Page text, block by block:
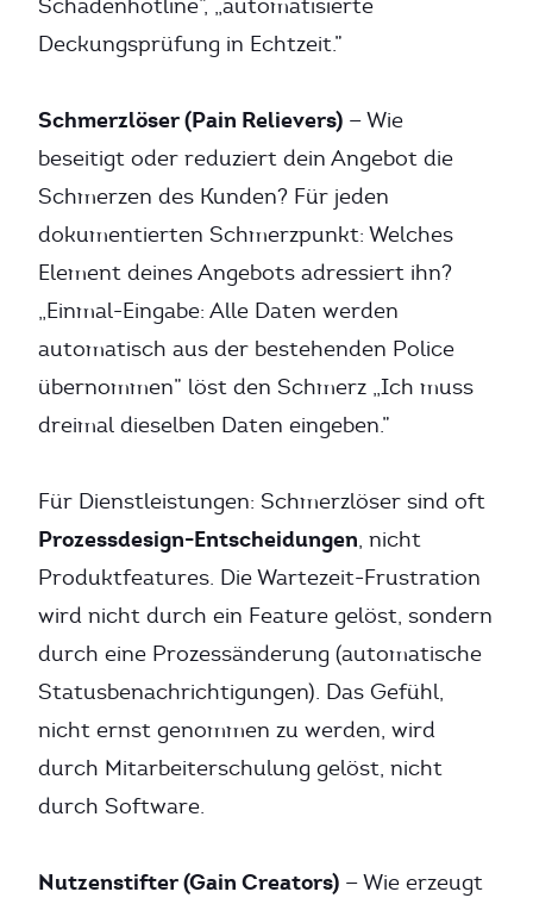
Schadenhotline”, „automatisierte
Deckungsprüfung in Echtzeit.”
Schmerzlöser (Pain Relievers) — Wie
beseitigt oder reduziert dein Angebot die
Schmerzen des Kunden? Für jeden
dokumentierten Schmerzpunkt: Welches
Element deines Angebots adressiert ihn?
„Einmal-Eingabe: Alle Daten werden
automatisch aus der bestehenden Police
übernommen” löst den Schmerz „Ich muss
dreimal dieselben Daten eingeben.”
Für Dienstleistungen: Schmerzlöser sind oft
Prozessdesign-Entscheidungen, nicht
Produktfeatures. Die Wartezeit-Frustration
wird nicht durch ein Feature gelöst, sondern
durch eine Prozessänderung (automatische
Statusbenachrichtigungen). Das Gefühl,
nicht ernst genommen zu werden, wird
durch Mitarbeiterschulung gelöst, nicht
durch Software.
Nutzenstifter (Gain Creators) — Wie erzeugt